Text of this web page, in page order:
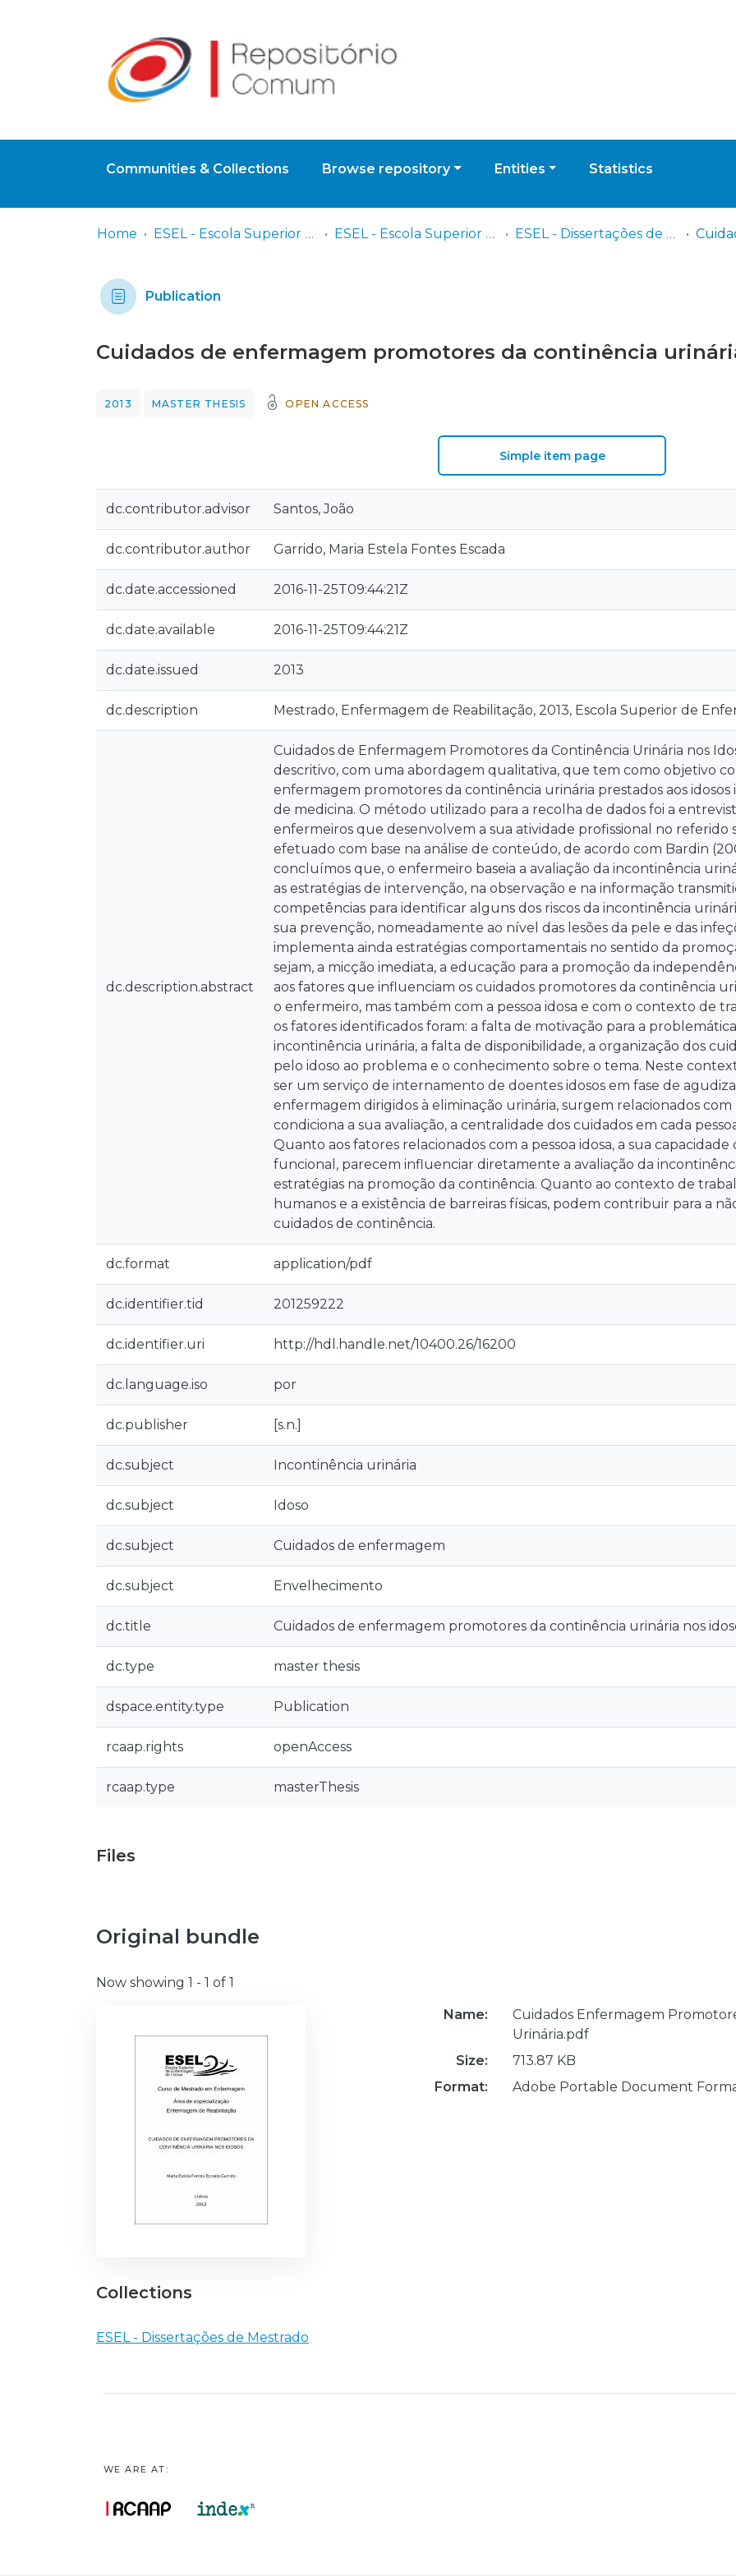
Communities & Collections Browse repository Entities Statistics
Home ESEL - Escola Superior de Enfermagem de Lisboa ESEL - Escola Superior de Enfermagem de Lisboa ESEL - Dissertações de Mestrado
Publication
Cuidados de enfermagem promotores da continência
2013 MASTER THESIS OPEN ACCESS
Simple item page
dc.contributor.advisor Santos, João
dc.contributor.author Garrido, Maria Estela Fontes Escada
dc.date.accessioned 2016-11-25T09:44:21Z
dc.date.available 2016-11-25T09:44:21Z
dc.date.issued 2013
dc.description Mestrado, Enfermagem de Reabilitação, 2013, Escola Superior de
dc.description.abstract
Cuidados de Enfermagem Promotores da Continência Urinária nos
descritivo, com uma abordagem qualitativa, que tem como objetivo
enfermagem promotores da continência urinária prestados aos
de medicina. O método utilizado para a recolha de dados foi a
enfermeiros que desenvolvem a sua atividade profissional no referido
efetuado com base na análise de conteúdo, de acordo com Bardin
concluímos que, o enfermeiro baseia a avaliação da incontinência
as estratégias de intervenção, na observação e na informação
competências para identificar alguns dos riscos da incontinência
sua prevenção, nomeadamente ao nível das lesões da pele e das
implementa ainda estratégias comportamentais no sentido da
sejam, a micção imediata, a educação para a promoção da
aos fatores que influenciam os cuidados promotores da continência
o enfermeiro, mas também com a pessoa idosa e com o contexto de
os fatores identificados foram: a falta de motivação para a
incontinência urinária, a falta de disponibilidade, a organização dos
pelo idoso ao problema e o conhecimento sobre o tema. Neste
ser um serviço de internamento de doentes idosos em fase de
enfermagem dirigidos à eliminação urinária, surgem relacionados
condiciona a sua avaliação, a centralidade dos cuidados em cada
Quanto aos fatores relacionados com a pessoa idosa, a sua
funcional, parecem influenciar diretamente a avaliação da
estratégias na promoção da continência. Quanto ao contexto de
humanos e a existência de barreiras físicas, podem contribuir para a
cuidados de continência.
dc.format application/pdf
dc.identifier.tid 201259222
dc.identifier.uri http://hdl.handle.net/10400.26/16200
dc.language.iso por
dc.publisher [s.n.]
dc.subject Incontinência urinária
dc.subject Idoso
dc.subject Cuidados de enfermagem
dc.subject Envelhecimento
dc.title Cuidados de enfermagem promotores da continência urinária nos
dc.type master thesis
dspace.entity.type Publication
rcaap.rights openAccess
rcaap.type masterThesis
Files
Original bundle
Now showing 1 - 1 of 1
Name:
Cuidados Enfermagem
Urinária.pdf
Size:
713.87 KB
Format:
Adobe Portable Document
Collections
ESEL - Dissertações de Mestrado
WE ARE AT: